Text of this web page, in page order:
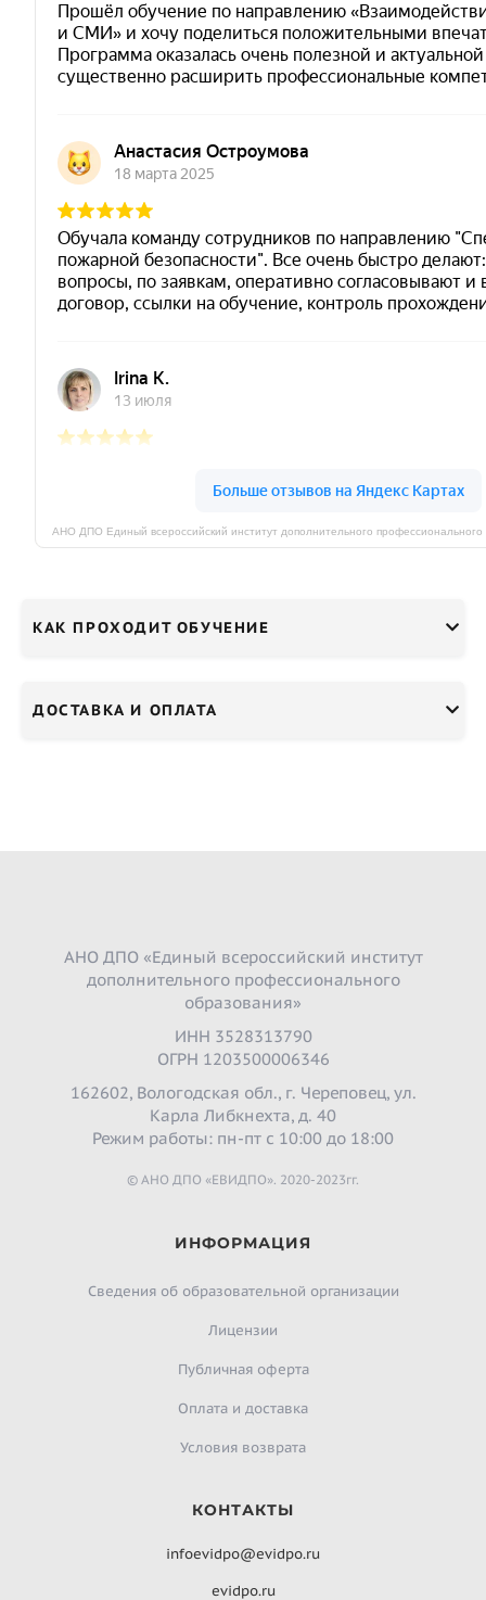
КАК ПРОХОДИТ ОБУЧЕНИЕ
ДОСТАВКА И ОПЛАТА
АНО ДПО «Единый всероссийский институт
дополнительного профессионального
образования»
ИНН 3528313790
ОГРН 1203500006346
162602, Вологодская обл., г. Череповец, ул.
Карла Либкнехта, д. 40
Режим работы: пн-пт с 10:00 до 18:00
© АНО ДПО «ЕВИДПО». 2020-2023гг.
ИНФОРМАЦИЯ
Сведения об образовательной организации
Лицензии
Публичная оферта
Оплата и доставка
Условия возврата
КОНТАКТЫ
infoevidpo@evidpo.ru
evidpo.ru